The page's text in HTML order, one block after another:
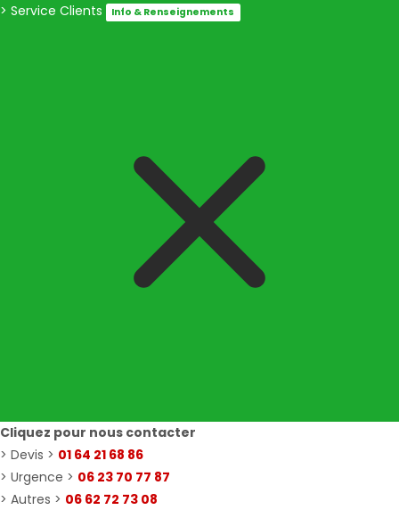
> Service Clients Info & Renseignements
Cliquez pour nous contacter
> Devis > 01 64 21 68 86
> Urgence > 06 23 70 77 87
> Autres > 06 62 72 73 08